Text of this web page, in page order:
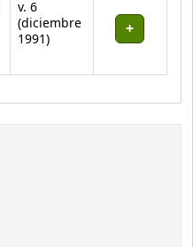
v. 6
(diciembre
1991)